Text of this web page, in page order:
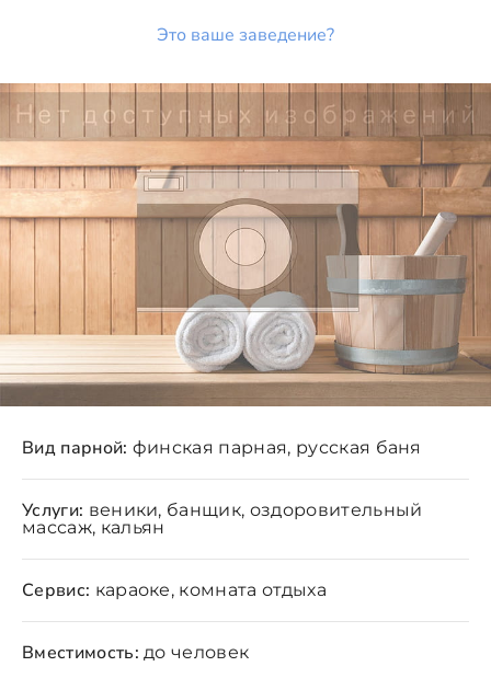
Это ваше заведение?
Вид парной: финская парная, русская баня
Услуги: веники, банщик, оздоровительный
массаж, кальян
Сервис: караоке, комната отдыха
Вместимость: до человек